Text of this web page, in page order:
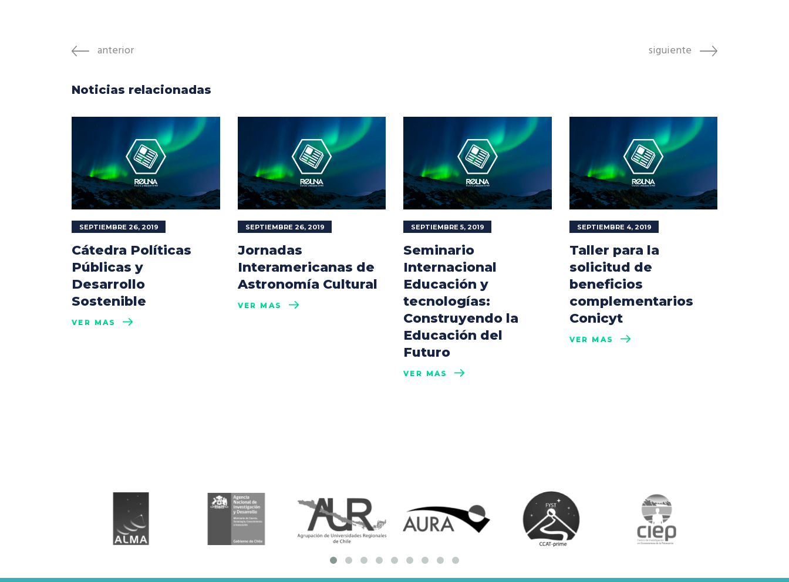
anterior siguiente
Noticias relacionadas
SEPTIEMBRE 26, 2019
Cátedra Políticas
Públicas y
Desarrollo
Sostenible
VER MÁS
SEPTIEMBRE 26, 2019
Jornadas
Interamericanas de
Astronomía Cultural
VER MÁS
SEPTIEMBRE 5, 2019
Seminario
Internacional
Educación y
tecnologías:
Construyendo la
Educación del
Futuro
VER MÁS
SEPTIEMBRE 4, 2019
Taller para la
solicitud de
beneficios
complementarios
Conicyt
VER MÁS